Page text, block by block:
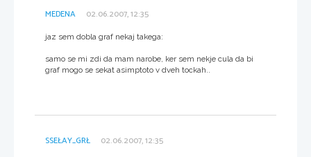
MEDENA 02.06.2007, 12:35
jaz sem dobla graf nekaj takega:
samo se mi zdi da mam narobe, ker sem nekje cula da bi
graf mogo se sekat asimptoto v dveh tockah..
SSEŁAY_GRŁ 02.06.2007, 12:35